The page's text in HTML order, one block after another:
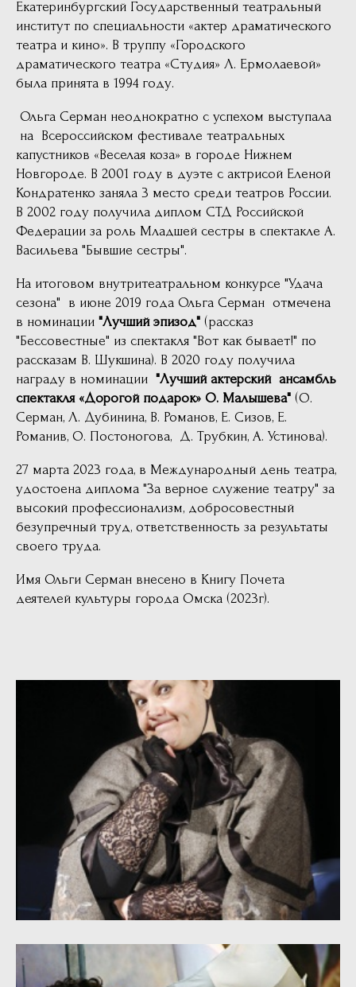
Екатеринбургский Государственный театральный
институт по специальности «актер драматического
театра и кино». В труппу «Городского
драматического театра «Студия» Л. Ермолаевой»
была принята в 1994 году.
Ольга Серман неоднократно с успехом выступала
на Всероссийском фестивале театральных
капустников «Веселая коза» в городе Нижнем
Новгороде. В 2001 году в дуэте с актрисой Еленой
Кондратенко заняла 3 место среди театров России.
В 2002 году получила диплом СТД Российской
Федерации за роль Младшей сестры в спектакле А.
Васильева "Бывшие сестры".
На итоговом внутритеатральном конкурсе "Удача
сезона" в июне 2019 года Ольга Серман отмечена
в номинации "Лучший эпизод" (рассказ
"Бессовестные" из спектакля "Вот как бывает!" по
рассказам В. Шукшина). В 2020 году получила
награду в номинации "Лучший актерский ансамбль
спектакля «Дорогой подарок» О. Малышева" (О.
Серман, Л. Дубинина, В. Романов, Е. Сизов, Е.
Романив, О. Постоногова, Д. Трубкин, А. Устинова).
27 марта 2023 года, в Международный день театра,
удостоена диплома "За верное служение театру" за
высокий профессионализм, добросовестный
безупречный труд, ответственность за результаты
своего труда.
Имя Ольги Серман внесено в Книгу Почета
деятелей культуры города Омска (2023г).